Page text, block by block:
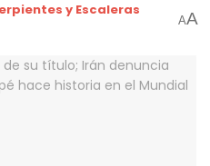
y Escaleras
AA